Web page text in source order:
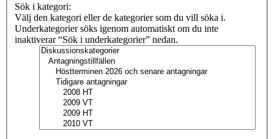
Sök i kategori:
Välj den kategori eller de kategorier som du vill söka i.
Underkategorier söks igenom automatiskt om du inte
inaktiverar “Sök i underkategorier” nedan.